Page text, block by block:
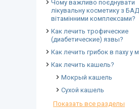
Чому важливо поєднувати
лікувальну косметику з
вітамінними комплексами?
Как лечить трофические
(диабетические) язвы?
Как лечить грибок в паху у
Как лечить кашель?
Мокрый кашель
Сухой кашель
Показать все разделы